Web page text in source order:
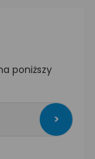
poniższy
>